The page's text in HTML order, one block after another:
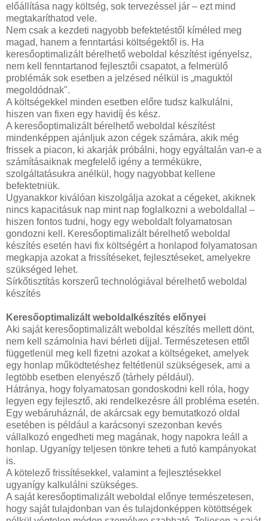
előállítása nagy költség, sok tervezéssel jár – ezt mind
megtakaríthatod vele.
Nem csak a kezdeti nagyobb befektetéstől kíméled meg
magad, hanem a fenntartási költségektől is. Ha
keresőoptimalizált bérelhető weboldal készítést igényelsz,
nem kell fenntartanod fejlesztői csapatot, a felmerülő
problémák sok esetben a jelzésed nélkül is „maguktól
megoldódnak".
A költségekkel minden esetben előre tudsz kalkulálni,
hiszen van fixen egy havidíj és kész.
A keresőoptimalizált bérelhető weboldal készítést
mindenképpen ajánljuk azon cégek számára, akik még
frissek a piacon, ki akarják próbálni, hogy egyáltalán van-e a
számításaiknak megfelelő igény a termékükre,
szolgáltatásukra anélkül, hogy nagyobbat kellene
befektetniük.
Ugyanakkor kiválóan kiszolgálja azokat a cégeket, akiknek
nincs kapacitásuk nap mint nap foglalkozni a weboldallal –
hiszen fontos tudni, hogy egy weboldalt folyamatosan
gondozni kell. Keresőoptimalizált bérelhető weboldal
készítés esetén havi fix költségért a honlapod folyamatosan
megkapja azokat a frissítéseket, fejlesztéseket, amelyekre
szükséged lehet.
Sírkőtisztítás korszerű technológiával bérelhető weboldal
készítés
Keresőoptimalizált weboldalkészítés előnyei
Aki saját keresőoptimalizált weboldal készítés mellett dönt,
nem kell számolnia havi bérleti díjjal. Természetesen ettől
függetlenül meg kell fizetni azokat a költségeket, amelyek
egy honlap működtetéshez feltétlenül szükségesek, ami a
legtöbb esetben elenyésző (tárhely például).
Hátránya, hogy folyamatosan gondoskodni kell róla, hogy
legyen egy fejlesztő, aki rendelkezésre áll probléma esetén.
Egy webáruháznál, de akárcsak egy bemutatkozó oldal
esetében is például a karácsonyi szezonban kevés
vállalkozó engedheti meg magának, hogy napokra leáll a
honlap. Ugyanígy teljesen tönkre teheti a futó kampányokat
is.
A kötelező frissítésekkel, valamint a fejlesztésekkel
ugyanígy kalkulálni szükséges.
A saját keresőoptimalizált weboldal előnye természetesen,
hogy saját tulajdonban van és tulajdonképpen kötöttségek